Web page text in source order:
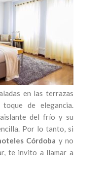
en las terrazas
de elegancia.
del frío y su
Por lo tanto, si
Córdoba y no
te invito a llamar a